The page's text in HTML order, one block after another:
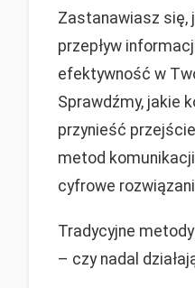
Zastanawiasz się,
przepływ
efektywność w
Sprawdźmy, jakie
przynieść
metod
cyfrowe
Tradycyjne
– czy nadal